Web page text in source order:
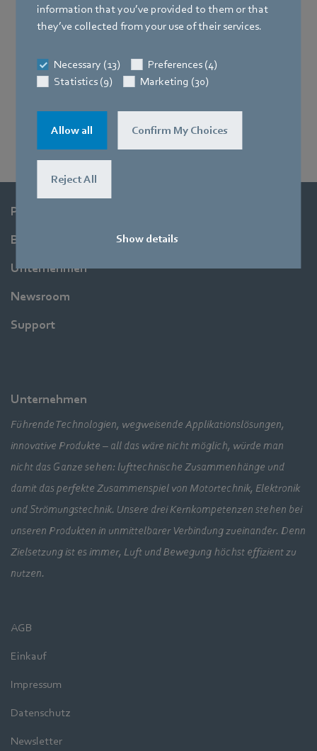
information that you’ve provided to them or that
they’ve collected from your use of their services.
Necessary (13)
Preferences (4)
Statistics (9)
Marketing (30)
Allow all Confirm My Choices
Reject All
Show details
Produkte
Branchen
Unternehmen
Newsroom
Support
Unternehmen
Führende Technologien, wegweisende Applikationslösungen,
innovative Produkte – all das wäre nicht möglich, würde man
nicht das Ganze sehen: lufttechnische Zusammenhänge und
damit das perfekte Zusammenspiel von Motortechnik, Elektronik
und Strömungstechnik. Unsere drei Kernkompetenzen stehen bei
unseren Produkten in unmittelbarer Verbindung zueinander. Denn
Zielsetzung ist es immer, Luft und Bewegung höchst effizient zu
nutzen.
AGB
Einkauf
Impressum
Datenschutz
Newsletter